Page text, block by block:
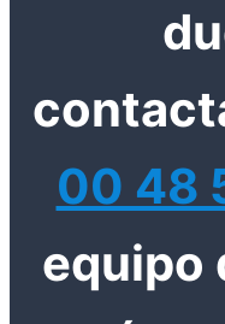
00 48
equipo